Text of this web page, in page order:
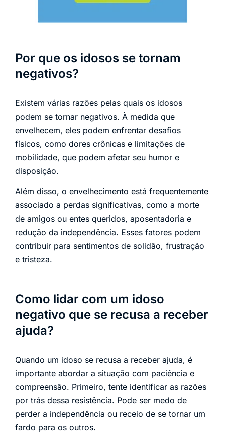
Por que os idosos se tornam
negativos?
Existem várias razões pelas quais os idosos
podem se tornar negativos. À medida que
envelhecem, eles podem enfrentar desafios
físicos, como dores crônicas e limitações de
mobilidade, que podem afetar seu humor e
disposição.
Além disso, o envelhecimento está frequentemente
associado a perdas significativas, como a morte
de amigos ou entes queridos, aposentadoria e
redução da independência. Esses fatores podem
contribuir para sentimentos de solidão, frustração
e tristeza.
Como lidar com um idoso
negativo que se recusa a receber
ajuda?
Quando um idoso se recusa a receber ajuda, é
importante abordar a situação com paciência e
compreensão. Primeiro, tente identificar as razões
por trás dessa resistência. Pode ser medo de
perder a independência ou receio de se tornar um
fardo para os outros.